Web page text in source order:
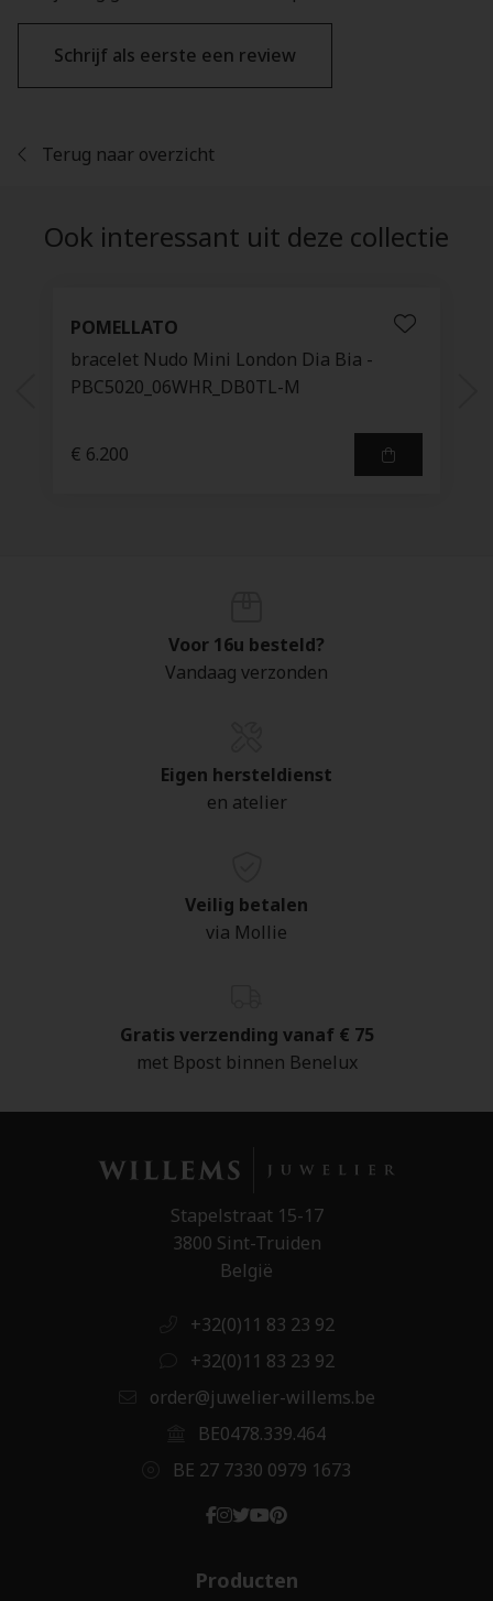
Schrijf als eerste een review
Terug naar overzicht
Ook interessant uit deze collectie
POMELLATO
bracelet Nudo Mini London Dia Bia -
PBC5020_06WHR_DB0TL-M
€ 6.200
Voor 16u besteld?
Vandaag verzonden
Eigen hersteldienst
en atelier
Veilig betalen
via Mollie
Gratis verzending vanaf € 75
met Bpost binnen Benelux
Stapelstraat 15-17
3800 Sint-Truiden
België
+32(0)11 83 23 92
+32(0)11 83 23 92
order@juwelier-willems.be
BE0478.339.464
BE 27 7330 0979 1673
Producten